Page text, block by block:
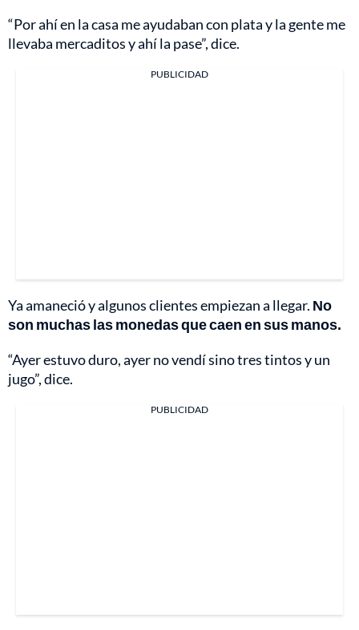
“Por ahí en la casa me ayudaban con plata y la gente me
llevaba mercaditos y ahí la pase”, dice.
PUBLICIDAD
Ya amaneció y algunos clientes empiezan a llegar. No
son muchas las monedas que caen en sus manos.
“Ayer estuvo duro, ayer no vendí sino tres tintos y un
jugo”, dice.
PUBLICIDAD